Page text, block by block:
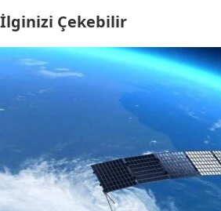
İlginizi Çekebilir